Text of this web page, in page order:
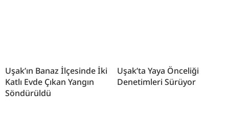
Uşak’ın Banaz İlçesinde İki
Katlı Evde Çıkan Yangın
Söndürüldü
Uşak’ta Yaya Önceliği
Denetimleri Sürüyor